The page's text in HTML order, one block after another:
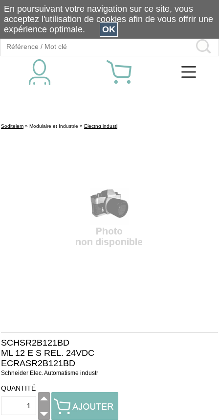
Soditelem » Modulaire et Industrie » Electnq industl
SCHSR2B121BD
ML 12 E S REL. 24VDC
ECRASR2B121BD
Schneider Elec. Automatisme industr
QUANTITÉ
En poursuivant votre navigation sur ce site, vous
acceptez l'utilisation de cookies afin de vous offrir une
expérience optimale.
OK